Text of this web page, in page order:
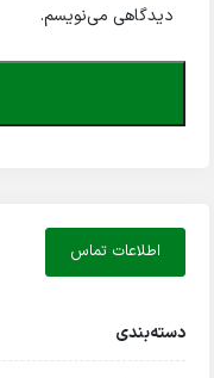
دیدگاهی می‌نویسم.
اطلاعات تماس
دسته‌بندی